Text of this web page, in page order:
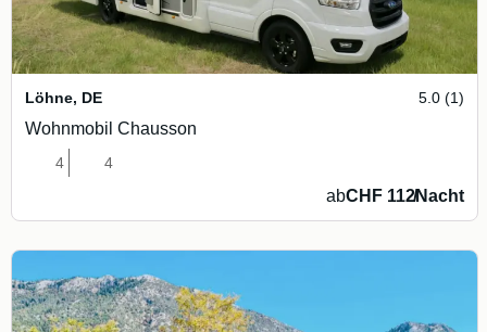
Löhne, DE 5.0 (1)
Wohnmobil Chausson
4 4
abCHF 112/Nacht